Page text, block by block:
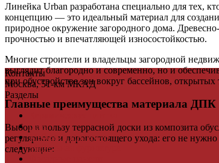
Линейка Urban разработана специально для тех,
концепцию — это идеальный материал для
природное окружение загородного дома.
прочностью и впечатляющей износостойкостью.
Многие строители и владельцы загородной
выглядит благородно и современно, но и
при обустройстве зон вокруг бассейнов,
Главные преимущества материала ДПК
Выбор в пользу террасной доски из композита
регулярного и дорогостоящего ухода: его не
следующие:
Контакты
Москва, 51-км МКАД
Разделы
Свет
Мебель и Интерьер
Мебельная фурнитура